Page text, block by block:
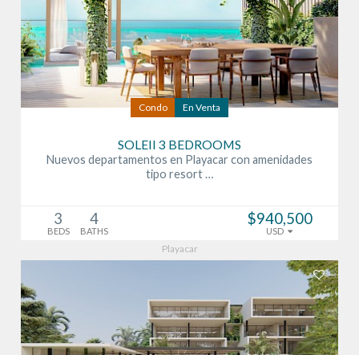
Condo En Venta
SOLEII 3 BEDROOMS
Nuevos departamentos en Playacar con amenidades
tipo resort …
3
BEDS
4
BATHS
$940,500
USD
Playacar